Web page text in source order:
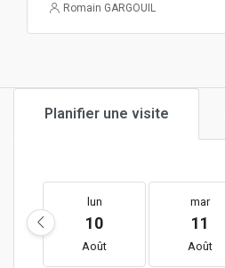
Romain GARGOUIL
Planifier une visite
lun
10
Août
mar
11
Août